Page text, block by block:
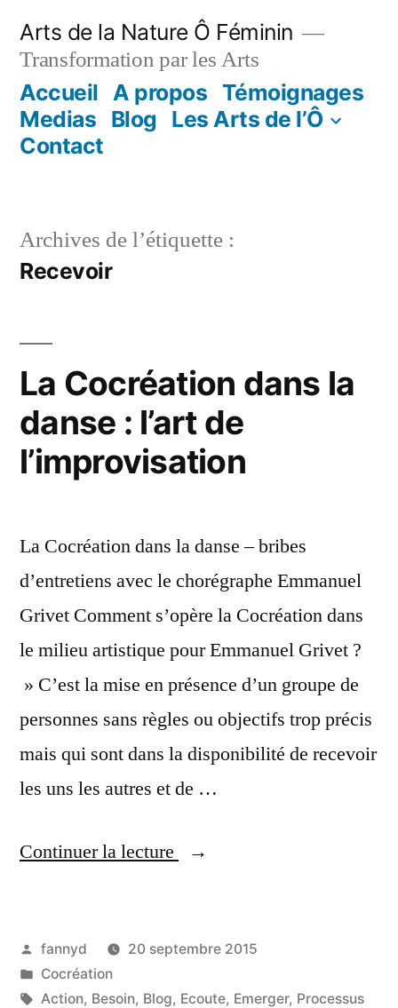
contenu
Arts de la Nature Ô Féminin
Transformation par les Arts
Accueil A propos Témoignages
Medias Blog Les Arts de l’Ô
Contact
Archives de l’étiquette :
Recevoir
La Cocréation dans la
danse : l’art de
l’improvisation
La Cocréation dans la danse – bribes
d’entretiens avec le chorégraphe Emmanuel
Grivet Comment s’opère la Cocréation dans
le milieu artistique pour Emmanuel Grivet ?
» C’est la mise en présence d’un groupe de
personnes sans règles ou objectifs trop précis
mais qui sont dans la disponibilité de recevoir
les uns les autres et de …
Continuer la lecture
« La Cocréation dans la
Publié
par
fannyd
20 septembre 2015
Publié
dans
Cocréation
Étiquettes :
Action, Besoin, Blog, Ecoute, Emerger, Processus